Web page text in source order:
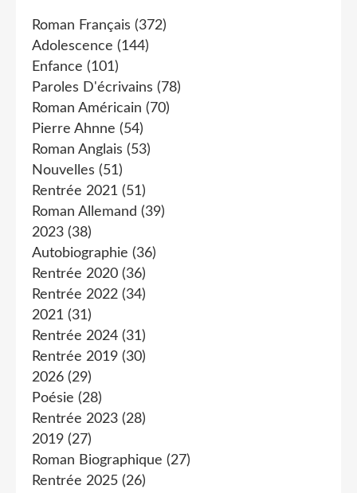
Roman Français (372)
Adolescence (144)
Enfance (101)
Paroles D'écrivains (78)
Roman Américain (70)
Pierre Ahnne (54)
Roman Anglais (53)
Nouvelles (51)
Rentrée 2021 (51)
Roman Allemand (39)
2023 (38)
Autobiographie (36)
Rentrée 2020 (36)
Rentrée 2022 (34)
2021 (31)
Rentrée 2024 (31)
Rentrée 2019 (30)
2026 (29)
Poésie (28)
Rentrée 2023 (28)
2019 (27)
Roman Biographique (27)
Rentrée 2025 (26)